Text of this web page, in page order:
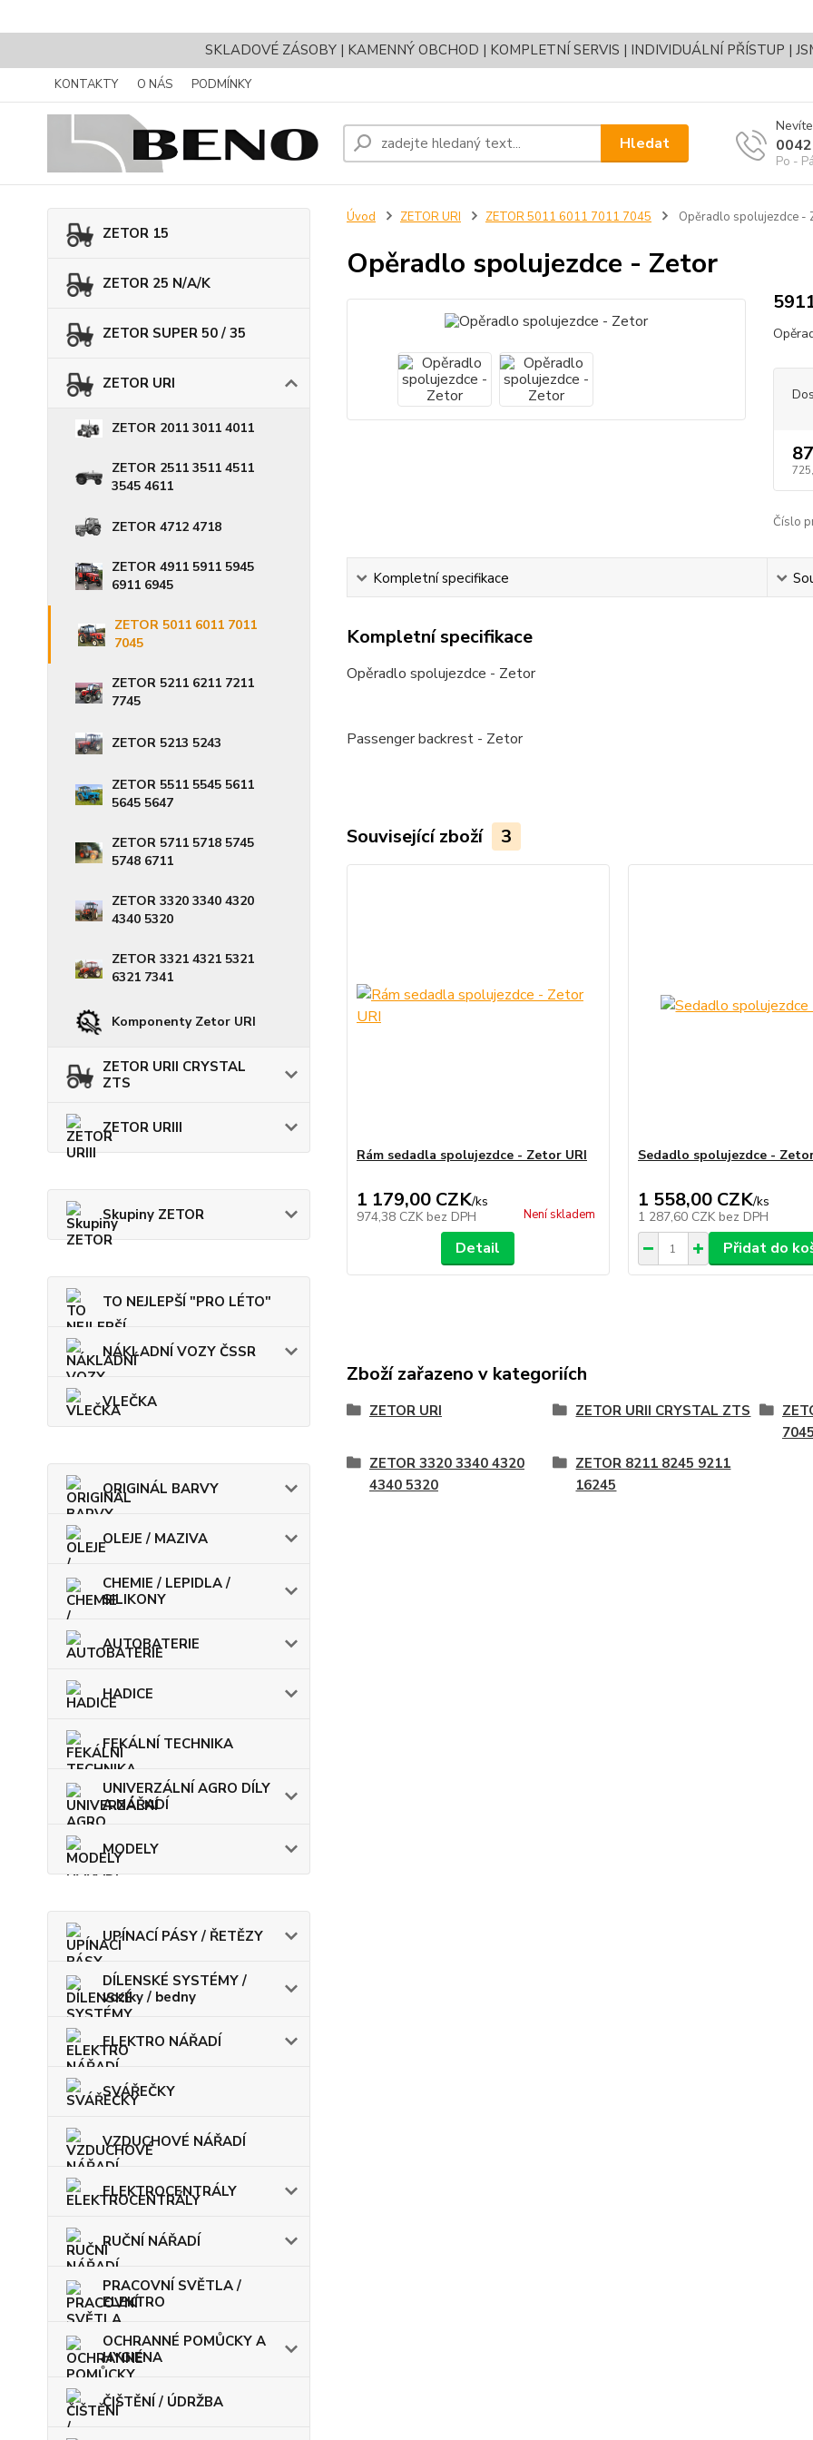
SKLADOVÉ ZÁSOBY | KAMENNÝ OBCHOD | KOMPLETNÍ SERVIS | INDIVIDUÁLNÍ PŘÍSTUP |
KONTAKTY O NÁS PODMÍNKY
Hledat
Po -
ZETOR 15
ZETOR 25 N/A/K
ZETOR SUPER 50 / 35
ZETOR URI
ZETOR 2011 3011 4011
ZETOR 2511 3511 4511
3545 4611
ZETOR 4712 4718
ZETOR 4911 5911 5945
6911 6945
ZETOR 5011 6011 7011
7045
ZETOR 5211 6211 7211
7745
ZETOR 5213 5243
ZETOR 5511 5545 5611
5645 5647
ZETOR 5711 5718 5745
5748 6711
ZETOR 3320 3340 4320
4340 5320
ZETOR 3321 4321 5321
6321 7341
Komponenty Zetor URI
ZETOR URII CRYSTAL
ZTS
ZETOR URIII
Skupiny ZETOR
TO NEJLEPŠÍ "PRO LÉTO"
NÁKLADNÍ VOZY ČSSR
VLEČKA
ORIGINÁL BARVY
OLEJE / MAZIVA
CHEMIE / LEPIDLA /
SILIKONY
AUTOBATERIE
HADICE
FEKÁLNÍ TECHNIKA
UNIVERZÁLNÍ AGRO DÍLY
A NÁŘADÍ
MODELY
UPÍNACÍ PÁSY / ŘETĚZY
DÍLENSKÉ SYSTÉMY /
vozíky / bedny
ELEKTRO NÁŘADÍ
SVÁŘEČKY
VZDUCHOVÉ NÁŘADÍ
ELEKTROCENTRÁLY
RUČNÍ NÁŘADÍ
PRACOVNÍ SVĚTLA /
ELEKTRO
OCHRANNÉ POMŮCKY A
HYGIENA
ČIŠTĚNÍ / ÚDRŽBA
Úvod ZETOR URI ZETOR 5011 6011 7011 7045 Opěradlo spolujezdce -
Opěradlo spolujezdce - Zetor
Číslo
Kompletní specifikace
Kompletní specifikace
Opěradlo spolujezdce - Zetor
Passenger backrest - Zetor
Související zboží 3
Rám sedadla spolujezdce - Zetor URI
1 179,00 CZK/ks
974,38 CZK bez DPH Není skladem
Detail
Sedadlo spolujezdce -
1 558,00 CZK/ks
1 287,60 CZK bez DPH
Přidat do
Zboží zařazeno v kategoriích
ZETOR URI ZETOR URII CRYSTAL ZTS
ZETOR 3320 3340 4320
4340 5320
ZETOR 8211 8245 9211
16245